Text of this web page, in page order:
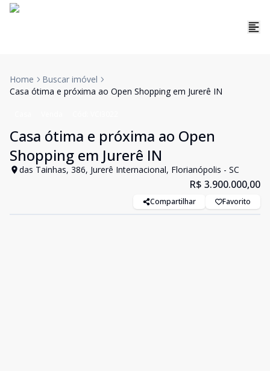
Home
Buscar imóvel
Casa ótima e próxima ao Open Shopping em Jurerê IN
Casa ótima e próxima ao Open
Shopping em Jurerê IN
das Tainhas, 386, Jurerê Internacional, Florianópolis - SC
R$ 3.900.000,00
Compartilhar Favorito